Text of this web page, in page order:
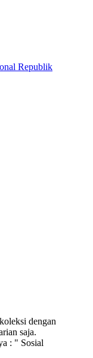
Republik
dengan
saja.
: " Sosial